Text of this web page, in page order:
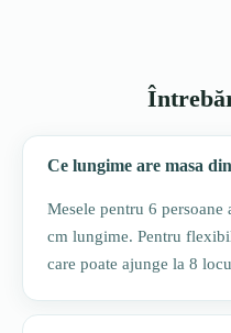
Ce lungime are masa
Mesele pentru 6
cm lungime. Pentru
care poate ajunge la 8